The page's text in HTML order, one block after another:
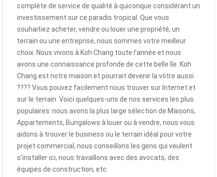
complète de service de qualité à quiconque considérant un
investissement sur ce paradis tropical. Que vous
souhaitiez acheter, vendre ou louer une propriété, un
terrain ou une entreprise, nous sommes votre meilleur
choix. Nous vivons à Koh Chang toute l’année et nous
avons une connaissance profonde de cette belle île. Koh
Chang est notre maison et pourrait devenir la vôtre aussi
???? Vous pouvez facilement nous trouver sur Internet et
sur le terrain. Voici quelques-uns de nos services les plus
populaires: nous avons la plus large sélection de Maisons,
Appartements, Bungalows à louer ou à vendre, nous vous
aidons à trouver le business ou le terrain idéal pour votre
projet commercial, nous conseillons les gens qui veulent
s’installer ici, nous travaillons avec des avocats, des
équipes de construction, etc.